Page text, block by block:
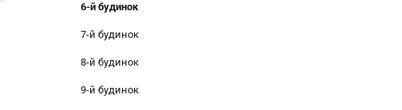
6-й будинок
7-й будинок
8-й будинок
9-й будинок